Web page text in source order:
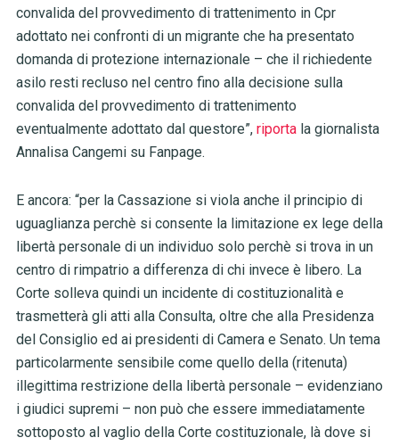
convalida del provvedimento di trattenimento in Cpr
adottato nei confronti di un migrante che ha presentato
domanda di protezione internazionale – che il richiedente
asilo resti recluso nel centro fino alla decisione sulla
convalida del provvedimento di trattenimento
eventualmente adottato dal questore”, riportala giornalista
Annalisa Cangemi su Fanpage.
E ancora: “per la Cassazione si viola anche il principio di
uguaglianza perchè si consente la limitazione ex lege della
libertà personale di un individuo solo perchè si trova in un
centro di rimpatrio a differenza di chi invece è libero. La
Corte solleva quindi un incidente di costituzionalità e
trasmetterà gli atti alla Consulta, oltre che alla Presidenza
del Consiglio ed ai presidenti di Camera e Senato. Un tema
particolarmente sensibile come quello della (ritenuta)
illegittima restrizione della libertà personale – evidenziano
i giudici supremi – non può che essere immediatamente
sottoposto al vaglio della Corte costituzionale, là dove si